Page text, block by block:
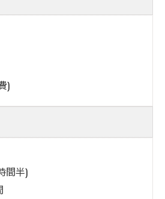
)
間半)